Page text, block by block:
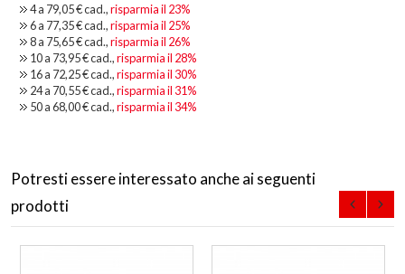
4 a 79,05 €cad.,risparmia il 23%
6 a 77,35 €cad.,risparmia il 25%
8 a 75,65 €cad.,risparmia il 26%
10 a 73,95 €cad.,risparmia il 28%
16 a 72,25 €cad.,risparmia il 30%
24 a 70,55 €cad.,risparmia il 31%
50 a68,00 €cad.,risparmia il 34%
Potresti essere interessato anche ai seguenti
prodotti